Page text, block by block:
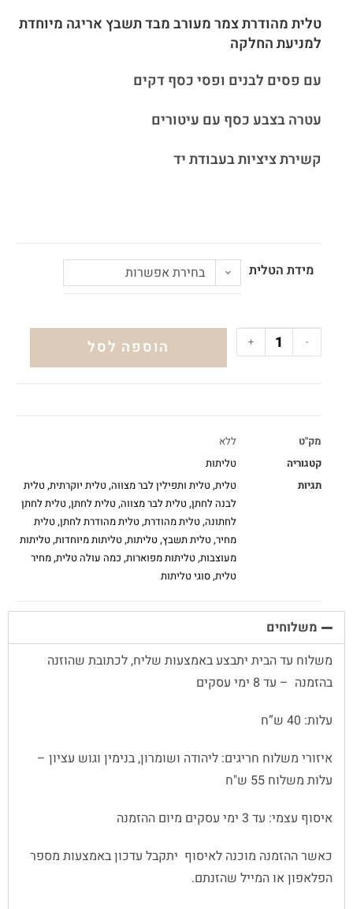
טלית מהודרת צמר מעורב מבד תשבץ אריגה מיוחדת
למניעת החלקה
עם פסים לבנים ופסי כסף דקים
עטרה בצבע כסף עם עיטורים
קשירת ציציות בעבודת יד
מידת הטלית בחירת אפשרות
-
+ הוספה לסל
מק"ט
ללא
קטגוריה
טליתות
תגיות
טלית,טלית ותפילין לבר מצווה,טלית יוקרתית,טלית
לבנה לחתן,טלית לבר מצווה,טלית לחתן,טלית לחתן
לחתונה,טלית מהודרת,טלית מהודרת לחתן,טלית
מחיר,טלית תשבץ,טליתות,טליתות מיוחדות,טליתות
מעוצבות,טליתות מפוארות, כמה עולה טלית,מחיר
טלית,סוגי טליתות
משלוחים
משלוח עד הבית יתבצע באמצעות שליח, לכתובת שהוזנה
בהזמנה – עד 8 ימי עסקים
עלות: 40 ש”ח
איזורי משלוח חריגים: ליהודה ושומרון, בנימין וגוש עציון –
עלות משלוח 55 ש"ח
איסוף עצמי: עד 3 ימי עסקים מיום ההזמנה
כאשר ההזמנה מוכנה לאיסוף יתקבל עדכון באמצעות מספר
הפלאפון או המייל שהזנתם.